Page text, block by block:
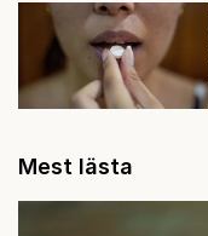
Mest lästa